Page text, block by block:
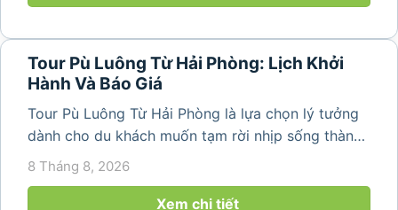
Tour Pù Luông Từ Hải Phòng: Lịch Khởi
Hành Và Báo Giá
Tour Pù Luông Từ Hải Phòng là lựa chọn lý tưởng
dành cho du khách muốn tạm rời nhịp sống thành
phố để tìm về không gian núi rừng trong lành,
những bản làng bình yên và cảnh quan ruộng bậc
thang đặc trưng. Từ...
8 Tháng 8, 2026
Xem chi tiết